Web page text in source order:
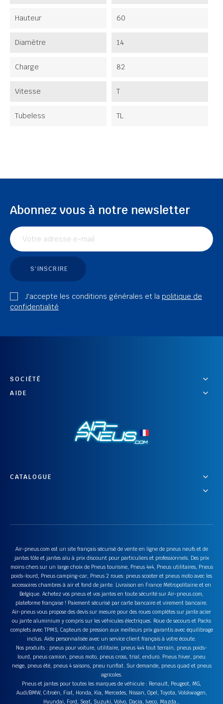
Hauteur 60
Diamètre 14
Charge 82
Vitesse T
Tubeless TL
Abonnez vous à notre newsletter
S'INSCRIRE
J'accepte les conditions générales et la politique de
confidentialité
SOCIÉTÉ
AIDE
CATALOGUE
Air-pneus.com est un site français sécurisé de vente en ligne de pneus neufs et de
jantes tôle et jantes alu à prix discount pour particuliers et professionnels. Des prix
moins chers sur un large choix de Pneus tourisme, Pneus 4x4, Pneus utilitaires, Pneus
poids-lourd, Pneus camping-car, Pneus 2 roues: pneus scooter et pneus moto avec les
accessoires chambres à air et fond de jante. Livraison en France Métropolitaine et en
Belgique. Achetez vos pneus et vos jantes en toute sécurité sur Air-pneus.com,
plateforme française ! Paiement sécurisé par carte bancaire et virement bancaire.
Air-pneus vous propose des devis sur mesure pour des roues complètes sur jante acier
ou jante aluminium y compris sur les véhicules électriques. Roue de secours et Packs
complets avec TPMS, Capteurs de pression aux meilleurs prix garantis avec équilibrage
inclus. Aide personnalisée avec un service client français à votre écoute.
Nos produits : pneus pour voiture, utilitaire, pneus 4x4 tout terrain, pneus poids-
lourd, pneus camion, pneus moto, pneus cross, trial, enduro. Pneus hiver, pneu
neige, pneus été, pneus 4 saisons, pneu runflat. Sur demande, pneus quad et pneus
agricoles.
Pneus et jantes pour toutes les marques de véhicule : Renault, Peugeot, MG,
Audi/BMW, Citroën, Fiat, Honda, Kia, Mercedes, Nissan, Opel, Toyota, Volskwagen,
Hyundai, Ford, Seat, Suzuki, Volvo, Dacia, Iveco, Mazda…